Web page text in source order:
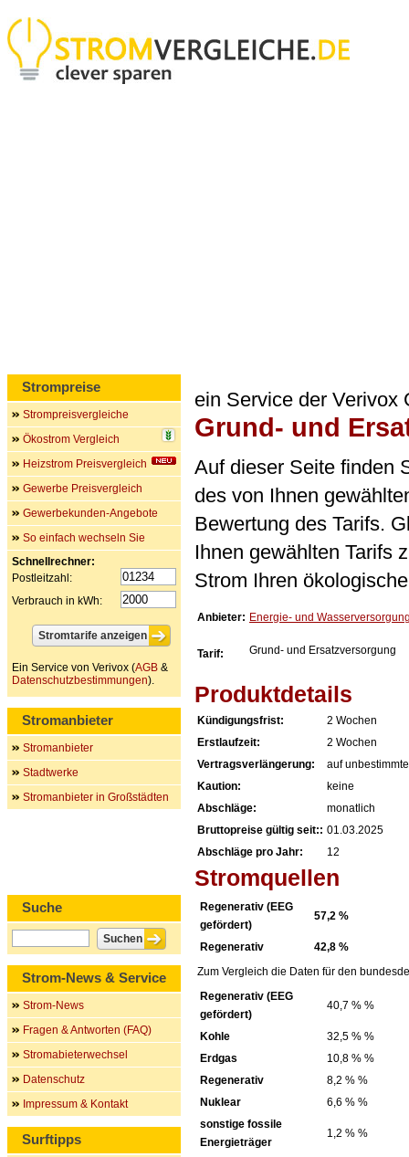
ein Service der Verivox
Grund- und
Auf dieser Seite finden
des von Ihnen
Bewertung des Tarifs.
Ihnen gewählten Tarifs
Strom Ihren
Anbieter: Energie- und
Tarif: Grund- und Ersatzversorgung
Produktdetails
Kündigungsfrist:
2 Wochen
Erstlaufzeit:
2 Wochen
Vertragsverlängerung:
auf
Kaution:
keine
Abschläge:
monatlich
Bruttopreise gültig seit:: 01.03.2025
Abschläge pro Jahr:
12
Stromquellen
Regenerativ (EEG
gefördert)
57,2 %
Regenerativ
42,8 %
Zum Vergleich die Daten für den
Regenerativ (EEG
gefördert)
40,7 % %
Kohle
32,5 % %
Erdgas
10,8 % %
Regenerativ
8,2 % %
Nuklear
6,6 % %
sonstige fossile
Energieträger
1,2 % %
Strompreise
Strompreisvergleiche
Ökostrom Vergleich
Heizstrom Preisvergleich
Gewerbe Preisvergleich
Gewerbekunden-Angebote
So einfach wechseln Sie
Schnellrechner:
Postleitzahl:
Verbrauch in kWh:
Ein Service von Verivox (AGB &
Datenschutzbestimmungen).
Stromanbieter
Stromanbieter
Stadtwerke
Stromanbieter in Großstädten
Suche
Strom-News & Service
Strom-News
Fragen & Antworten (FAQ)
Stromabieterwechsel
Datenschutz
Impressum & Kontakt
Surftipps